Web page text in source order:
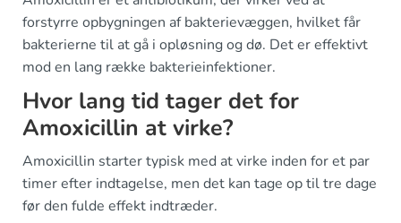
forstyrre opbygningen af bakterievæggen, hvilket får
bakterierne til at gå i opløsning og dø. Det er effektivt
mod en lang række bakterieinfektioner.
Hvor lang tid tager det for
Amoxicillin at virke?
Amoxicillin starter typisk med at virke inden for et par
timer efter indtagelse, men det kan tage op til tre dage
før den fulde effekt indtræder.